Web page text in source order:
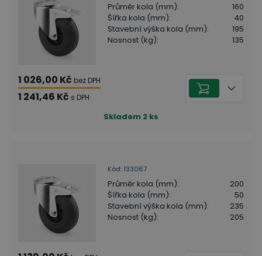
Průměr kola (mm):
160
Šířka kola (mm):
40
Stavební výška kola (mm):
195
Nosnost (kg): 135
1 026,00 Kč bez DPH
1 241,46 Kč s DPH
Skladem 2 ks
Kód: 133067
Průměr kola (mm):
200
Šířka kola (mm):
50
Stavební výška kola (mm):
235
Nosnost (kg): 205